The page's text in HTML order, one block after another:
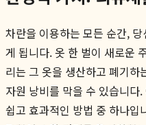
차란을 이용하는 모든 순간,
게 됩니다. 옷 한 벌이 새로운
리는 그 옷을 생산하고 폐기
자원 낭비를 막을 수 있습니다.
쉽고 효과적인 방법 중 하나입